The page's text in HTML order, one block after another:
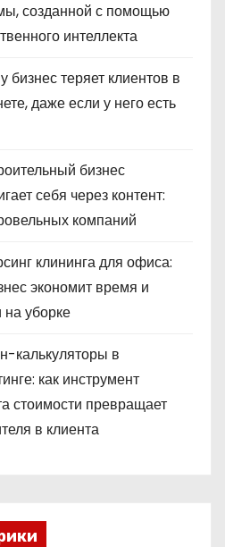
созданной с помощью
интеллекта
бизнес теряет клиентов в
даже если у него есть
бизнес
себя через контент:
компаний
клининга для офиса:
экономит время и
на уборке
калькуляторы в
как инструмент
стоимости превращает
в клиента